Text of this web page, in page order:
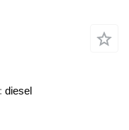
diesel